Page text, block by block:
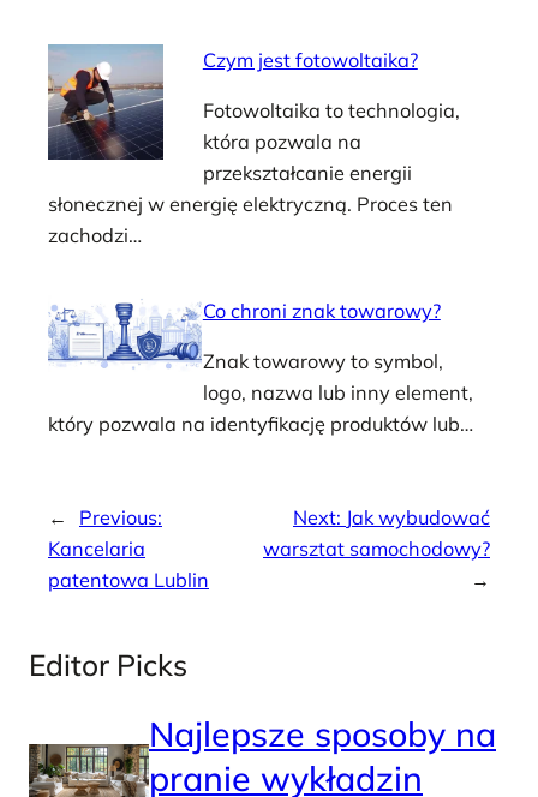
Czym jest fotowoltaika?
Fotowoltaika to technologia,
która pozwala na
przekształcanie energii
słonecznej w energię elektryczną. Proces ten
zachodzi…
Co chroni znak towarowy?
Znak towarowy to symbol,
logo, nazwa lub inny element,
który pozwala na identyfikację produktów lub…
←
Previous:
Kancelaria
patentowa Lublin
Next: Jak wybudować
warsztat samochodowy?
→
Editor Picks
Najlepsze sposoby na
pranie wykładzin